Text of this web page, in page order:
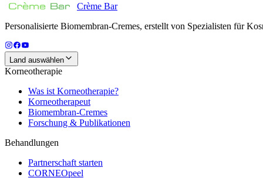
Crème Bar
Personalisierte Biomembran-Cremes, erstellt von Spezialisten für
Land auswählen
Korneotherapie
Was ist Korneotherapie?
Korneotherapeut
Biomembran-Cremes
Forschung & Publikationen
Behandlungen
Partnerschaft starten
CORNEOpeel